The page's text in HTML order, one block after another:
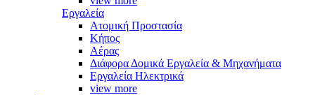
Εργαλεία
Aτομική Προστασία
Kήπος
Αέρας
Διάφορα Δομικά Εργαλεία & Μηχανήματα
Εργαλεία Ηλεκτρικά
view more